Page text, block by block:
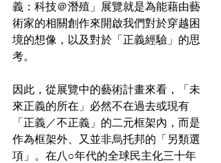
義：科技＠潛殖」展覽就是為能藉由藝
術家的相關創作來開啟我們對於穿越困
境的想像，以及對於「正義經驗」的思
考。
因此，從展覽中的藝術計畫來看，「未
來正義的所在」必然不在過去或現有
「正義／不正義」的二元框架內，而是
作為框架外、又並非烏托邦的「另類選
項」。在八○年代的全球民主化三十年